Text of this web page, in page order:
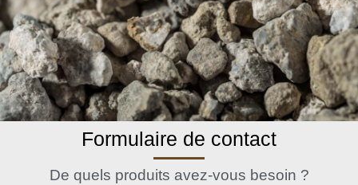
Formulaire de contact
De quels produits avez-vous besoin ?